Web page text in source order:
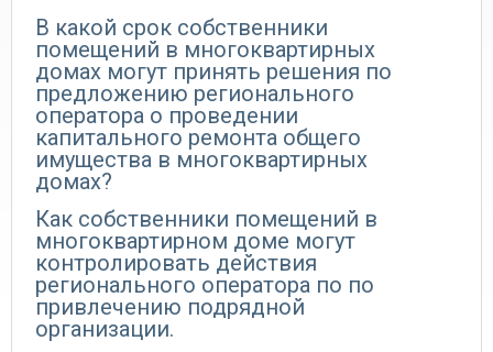
В какой срок собственники
помещений в многоквартирных
домах могут принять решения по
предложению регионального
оператора о проведении
капитального ремонта общего
имущества в многоквартирных
домах?
Как собственники помещений в
многоквартирном доме могут
контролировать действия
регионального оператора по по
привлечению подрядной
организации.